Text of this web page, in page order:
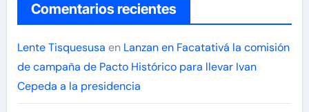
Comentarios recientes
Lente Tisquesusa en Lanzan en Facatativá la comisión
de campaña de Pacto Histórico para llevar Ivan
Cepeda a la presidencia